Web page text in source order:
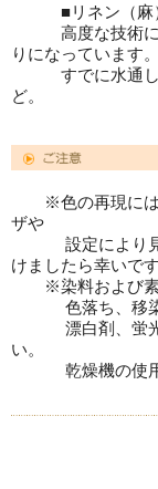
■リネン（麻）
高度な技術によ
りになっています。
すでに水通しが
ど。
※色の再現には
ザや
設定により見え
けましたら幸いです
※染料および素
色落ち、移染が
漂白剤、蛍光増
い。
乾燥機の使用、